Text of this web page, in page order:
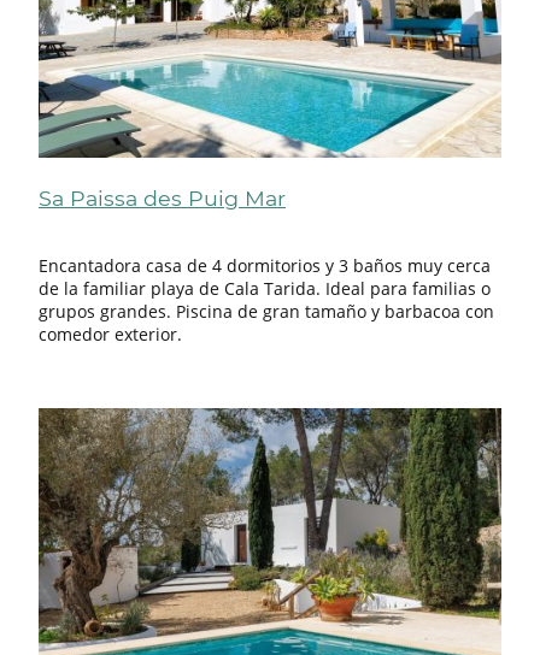
Sa Paissa des Puig Mar
Encantadora casa de 4 dormitorios y 3 baños muy cerca
de la familiar playa de Cala Tarida. Ideal para familias o
grupos grandes. Piscina de gran tamaño y barbacoa con
comedor exterior.